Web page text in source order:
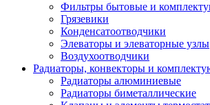
Фильтры бытовые и
Грязевики
Конденсатоотводчики
Элеваторы и элеваторные узлы
Воздухоотводчики
Радиаторы, конвекторы и
Радиаторы алюминиевые
Радиаторы биметаллические